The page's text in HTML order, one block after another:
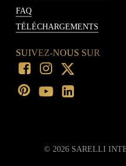
FAQ
TÉLÉCHARGEMENTS
SUIVEZ-NOUS SUR
© 2026SARELLI